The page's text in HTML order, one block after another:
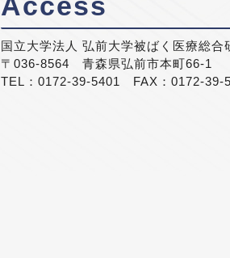
Access
国立大学法人 弘前大学被ばく医療総合
〒036-8564 青森県弘前市本町66-1
TEL：0172-39-5401 FAX：0172-39-